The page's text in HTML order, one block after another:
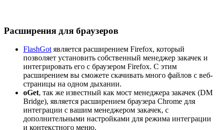
Расширения для браузеров
FlashGotявляется расширением Firefox, который
позволяет установить собственный менеджер закачек и
интегрировать его с браузером Firefox. С этим
расширением вы сможете скачивать много файлов с веб-
страницы на одном дыхании.
oGet, так же известный как мост менеджера закачек (DM
Bridge), является расширением браузера Chrome для
интеграции с вашим менеджером закачек, с
дополнительными настройками для режима интеграции
и контекстного меню.